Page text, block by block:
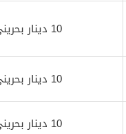
10 دينار بحريني
10 دينار بحريني
10 دينار بحريني